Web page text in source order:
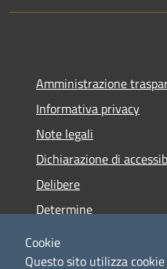
Amministrazione
Informativa privacy
Note legali
Dichiarazione di
Delibere
Determine
Regolamenti
Statuto Comunale
Cookie
Questo sito utilizza